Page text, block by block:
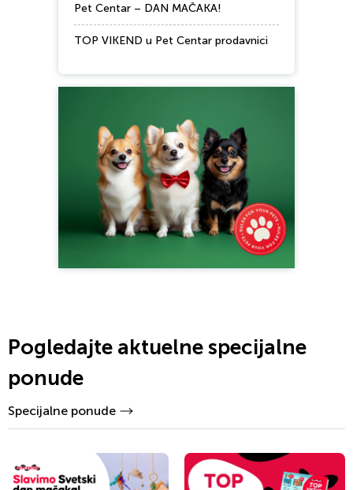
Pet Centar – DAN MAČAKA!
TOP VIKEND u Pet Centar prodavnici
Pogledajte aktuelne specijalne
ponude
Specijalne ponude